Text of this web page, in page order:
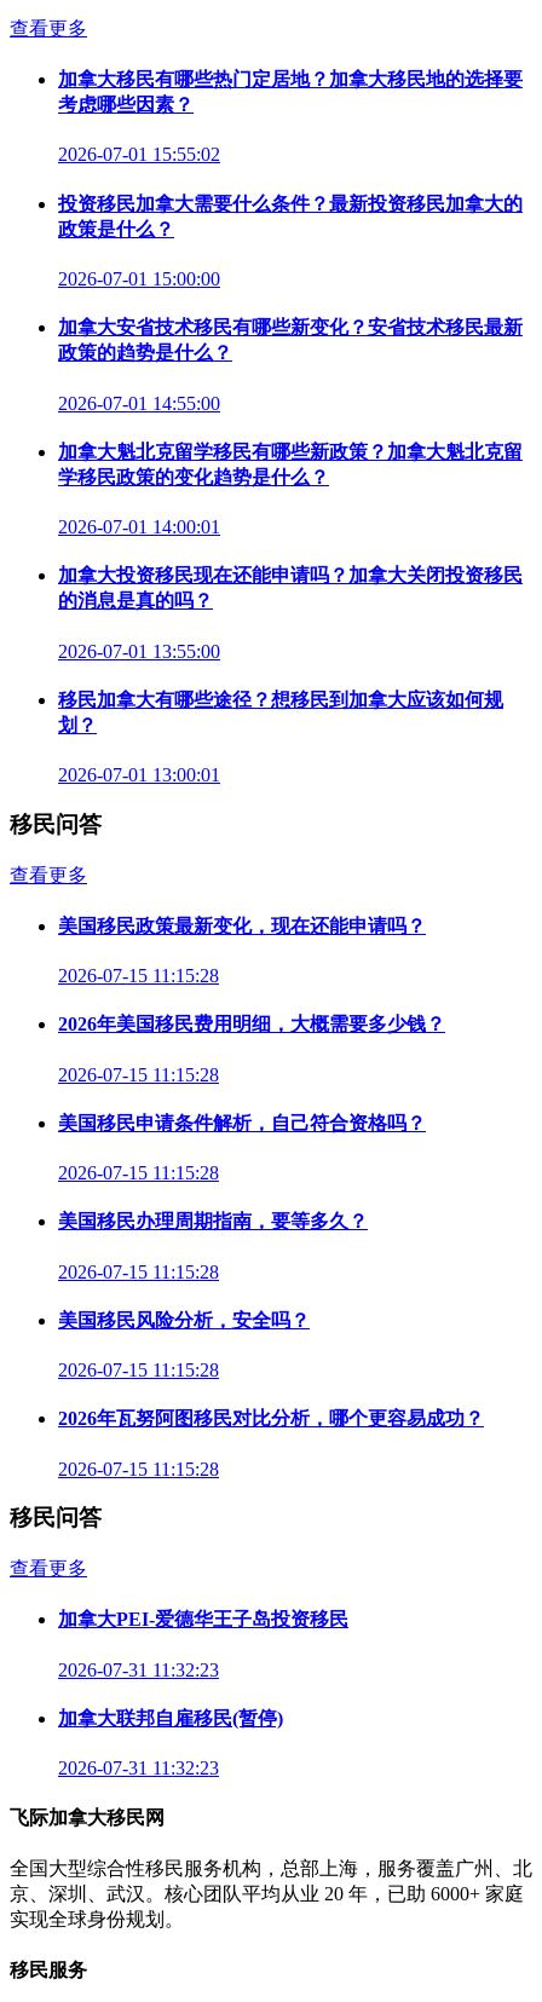
查看更多
加拿大移民有哪些热门定居地？加拿大移民地的选择要
考虑哪些因素？
2026-07-01 15:55:02
投资移民加拿大需要什么条件？最新投资移民加拿大的
政策是什么？
2026-07-01 15:00:00
加拿大安省技术移民有哪些新变化？安省技术移民最新
政策的趋势是什么？
2026-07-01 14:55:00
加拿大魁北克留学移民有哪些新政策？加拿大魁北克留
学移民政策的变化趋势是什么？
2026-07-01 14:00:01
加拿大投资移民现在还能申请吗？加拿大关闭投资移民
的消息是真的吗？
2026-07-01 13:55:00
移民加拿大有哪些途径？想移民到加拿大应该如何规
划？
2026-07-01 13:00:01
移民问答
查看更多
美国移民政策最新变化，现在还能申请吗？
2026-07-15 11:15:28
2026年美国移民费用明细，大概需要多少钱？
2026-07-15 11:15:28
美国移民申请条件解析，自己符合资格吗？
2026-07-15 11:15:28
美国移民办理周期指南，要等多久？
2026-07-15 11:15:28
美国移民风险分析，安全吗？
2026-07-15 11:15:28
2026年瓦努阿图移民对比分析，哪个更容易成功？
2026-07-15 11:15:28
移民问答
查看更多
加拿大PEI-爱德华王子岛投资移民
2026-07-31 11:32:23
加拿大联邦自雇移民(暂停)
2026-07-31 11:32:23
飞际加拿大移民网
全国大型综合性移民服务机构，总部上海，服务覆盖广州、北
京、深圳、武汉。核心团队平均从业 20 年，已助 6000+ 家庭
实现全球身份规划。
移民服务